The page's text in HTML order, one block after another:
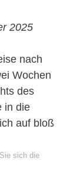
2025
nach
Wochen
des
in die
auf bloß
sich die